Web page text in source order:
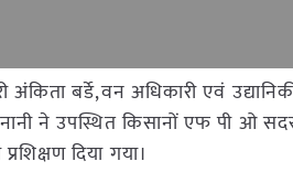
अंकिता बर्डे,वन अधिकारी एवं
ने उपस्थित किसानों एफ पी ओ
दिया गया।